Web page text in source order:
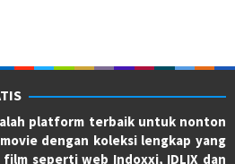
platform terbaik untuk nonton
dengan koleksi lengkap yang
seperti web Indoxxi, IDLIX dan